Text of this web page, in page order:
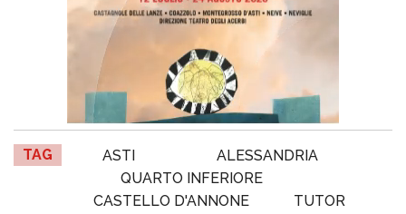
TAG ASTI
ALESSANDRIA
QUARTO INFERIORE
CASTELLO D'ANNONE
TUTOR